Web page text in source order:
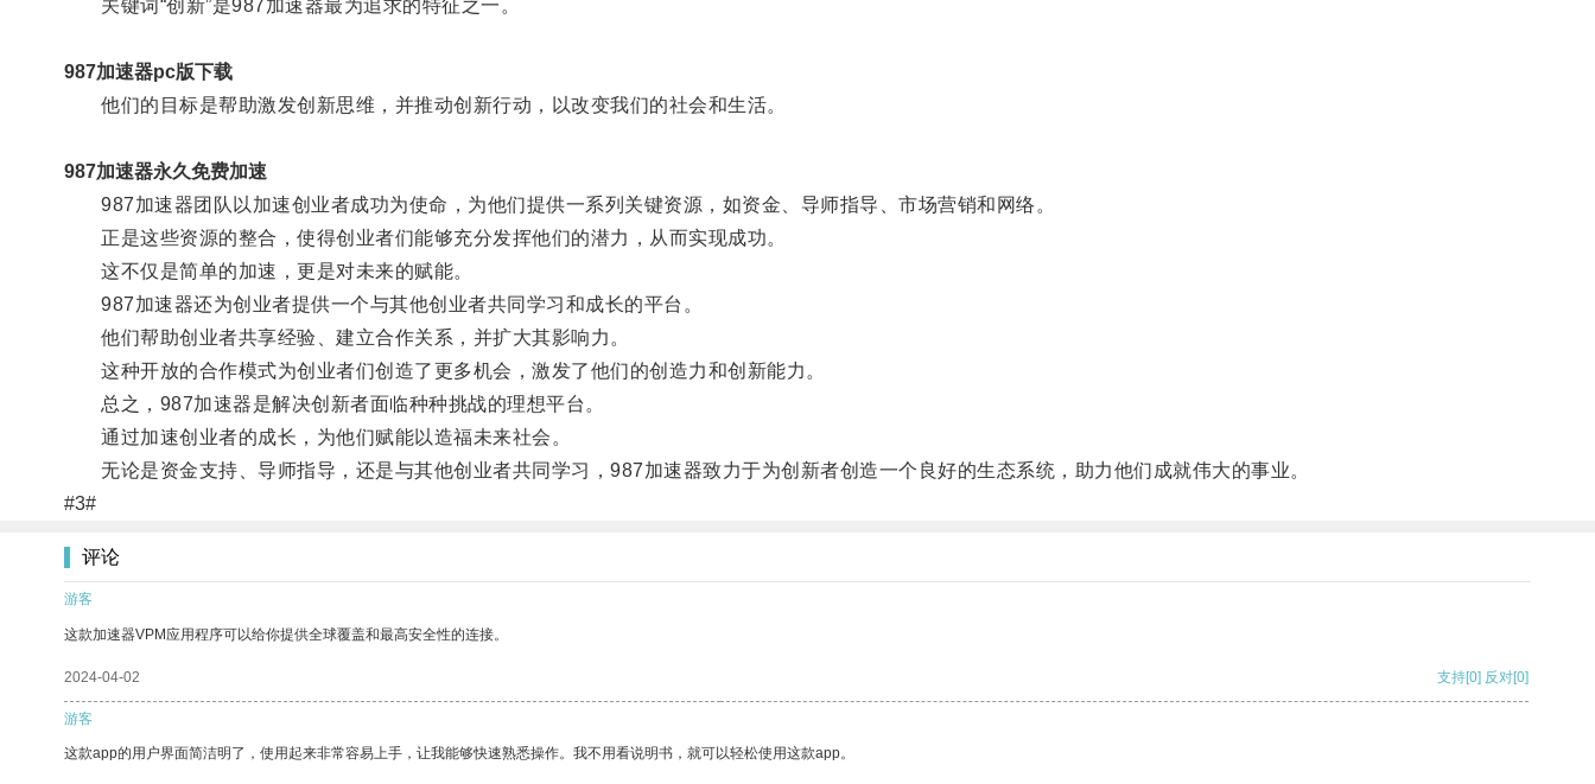
关键词“创新”是987加速器最为追求的特征之一。
987加速器pc版下载
他们的目标是帮助激发创新思维，并推动创新行动，以改变我们的社会和生活。
987加速器永久免费加速
987加速器团队以加速创业者成功为使命，为他们提供一系列关键资源，如资金、导师指导、市场营销和网络。
正是这些资源的整合，使得创业者们能够充分发挥他们的潜力，从而实现成功。
这不仅是简单的加速，更是对未来的赋能。
987加速器还为创业者提供一个与其他创业者共同学习和成长的平台。
他们帮助创业者共享经验、建立合作关系，并扩大其影响力。
这种开放的合作模式为创业者们创造了更多机会，激发了他们的创造力和创新能力。
总之，987加速器是解决创新者面临种种挑战的理想平台。
通过加速创业者的成长，为他们赋能以造福未来社会。
无论是资金支持、导师指导，还是与其他创业者共同学习，987加速器致力于为创新者创造一个良好的生态系统，助力他们成就伟大的事业。
#3#
评论
游客
这款加速器VPM应用程序可以给你提供全球覆盖和最高安全性的连接。
2024-04-02 支持[0] 反对[0]
游客
这款app的用户界面简洁明了，使用起来非常容易上手，让我能够快速熟悉操作。我不用看说明书，就可以轻松使用这款app。